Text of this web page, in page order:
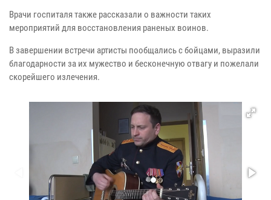
Врачи госпиталя также рассказали о важности таких
мероприятий для восстановления раненых воинов.
В завершении встречи артисты пообщались с бойцами, выразили
благодарности за их мужество и бесконечную отвагу и пожелали
скорейшего излечения.